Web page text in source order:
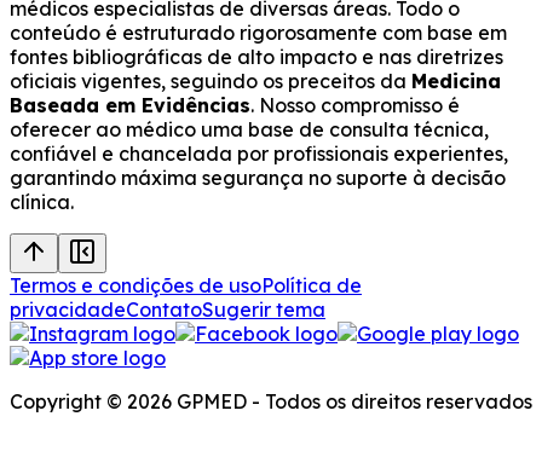
médicos especialistas de diversas áreas. Todo o
conteúdo é estruturado rigorosamente com base em
fontes bibliográficas de alto impacto e nas diretrizes
oficiais vigentes, seguindo os preceitos da Medicina
Baseada em Evidências. Nosso compromisso é
oferecer ao médico uma base de consulta técnica,
confiável e chancelada por profissionais experientes,
garantindo máxima segurança no suporte à decisão
clínica.
Termos e condições de usoPolítica de
privacidadeContatoSugerir tema
Copyright © 2026 GPMED - Todos os direitos reservados